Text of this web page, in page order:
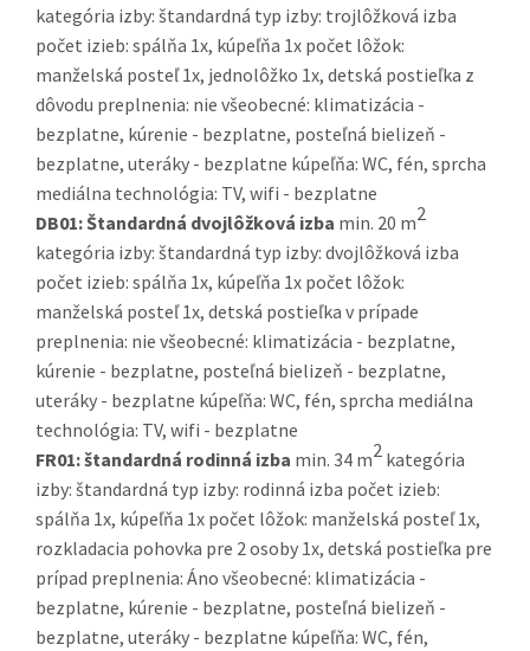
kategória izby: štandardná typ izby: trojlôžková izba
počet izieb: spálňa 1x, kúpeľňa 1x počet lôžok:
manželská posteľ 1x, jednolôžko 1x, detská postieľka z
dôvodu preplnenia: nie všeobecné: klimatizácia -
bezplatne, kúrenie - bezplatne, posteľná bielizeň -
bezplatne, uteráky - bezplatne kúpeľňa: WC, fén, sprcha
mediálna technológia: TV, wifi - bezplatne
DB01:Štandardná dvojlôžková izba min. 20 m2
kategória izby: štandardná typ izby: dvojlôžková izba
počet izieb: spálňa 1x, kúpeľňa 1x počet lôžok:
manželská posteľ 1x, detská postieľka v prípade
preplnenia: nie všeobecné: klimatizácia - bezplatne,
kúrenie - bezplatne, posteľná bielizeň - bezplatne,
uteráky - bezplatne kúpeľňa: WC, fén, sprcha mediálna
technológia: TV, wifi - bezplatne
FR01:štandardná rodinná izba min. 34 m2 kategória
izby: štandardná typ izby: rodinná izba počet izieb:
spálňa 1x, kúpeľňa 1x počet lôžok: manželská posteľ 1x,
rozkladacia pohovka pre 2 osoby 1x, detská postieľka pre
prípad preplnenia: Áno všeobecné: klimatizácia -
bezplatne, kúrenie - bezplatne, posteľná bielizeň -
bezplatne, uteráky - bezplatne kúpeľňa: WC, fén,